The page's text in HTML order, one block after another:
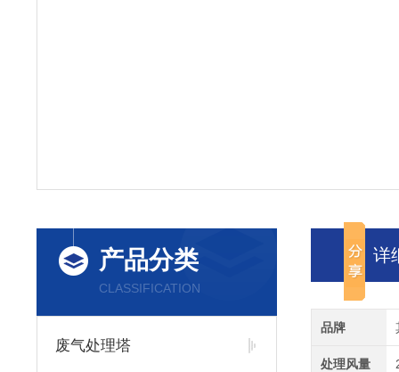
产品分类
CLASSIFICATION
废气处理塔
详
品牌
处理风量